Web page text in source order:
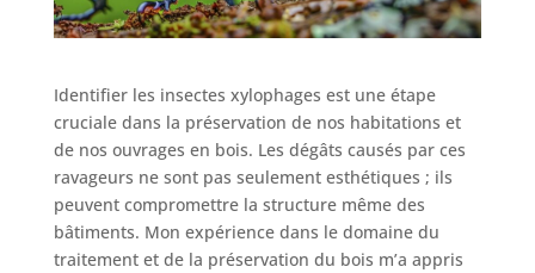
Identifier les insectes xylophages est une étape
cruciale dans la préservation de nos habitations et
de nos ouvrages en bois. Les dégâts causés par ces
ravageurs ne sont pas seulement esthétiques ; ils
peuvent compromettre la structure même des
bâtiments. Mon expérience dans le domaine du
traitement et de la préservation du bois m’a appris